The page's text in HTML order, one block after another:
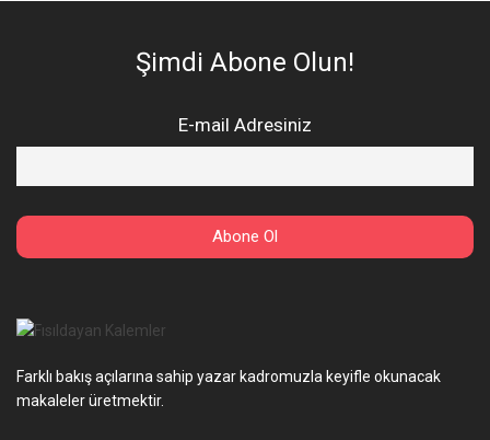
Şimdi Abone Olun!
E-mail Adresiniz
Farklı bakış açılarına sahip yazar kadromuzla keyifle okunacak
makaleler üretmektir.